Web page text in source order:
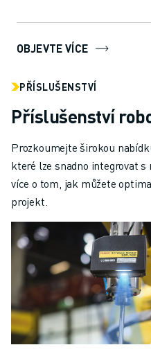
průmys...
OBJEVTE VÍCE
PŘÍSLUŠENSTVÍ
Příslušenství
Prozkoumejte širokou
které lze snadno integrovat
více o tom, jak můžete
projekt.